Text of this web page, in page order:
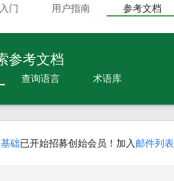
门 用户指南 参考文档
参考文档
查询语言 术语库
础已开始招募创始会员！加入 邮件列表